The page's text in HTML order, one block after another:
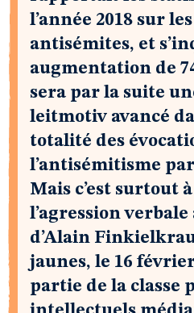
l’année 2018 sur
antisémites, et
augmentation de
sera par la suite
leitmotiv avancé
totalité des
l’antisémitisme
Mais c’est surtout
l’agression
d’Alain
jaunes, le 16
partie de la classe